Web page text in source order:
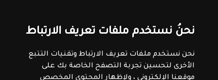
نحنُ نستخدم ملفات تعريف الارتباط
نحن نستخدم ملفات تعريف الارتباط وتقنيات التتبع
الأخرى لتحسين تجربة التصفح الخاصة بك على
موقعنا الإلكتروني ، ولإظهار المحتوى المخصص